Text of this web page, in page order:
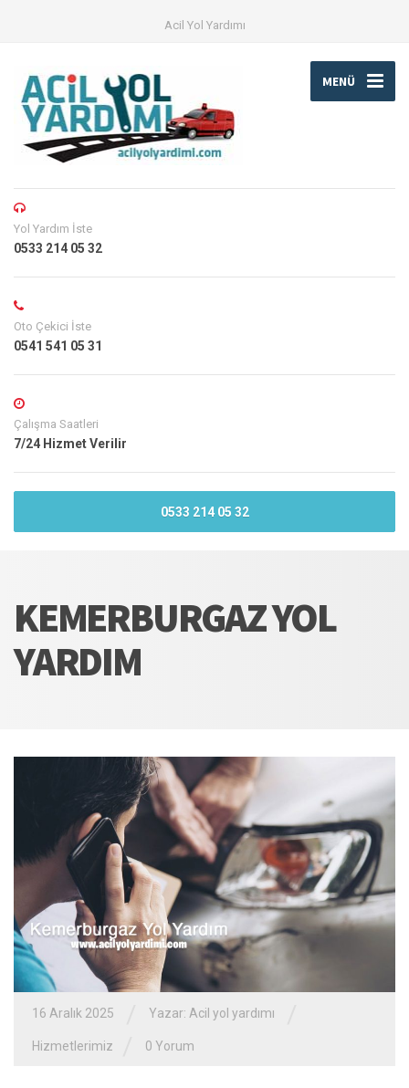
Acil Yol Yardımı
MENÜ
Yol Yardım İste
0533 214 05 32
Oto Çekici İste
0541 541 05 31
Çalışma Saatleri
7/24 Hizmet Verilir
0533 214 05 32
KEMERBURGAZ YOL
YARDIM
16 Aralık 2025 Yazar: Acil yol yardımı
Hizmetlerimiz 0 Yorum